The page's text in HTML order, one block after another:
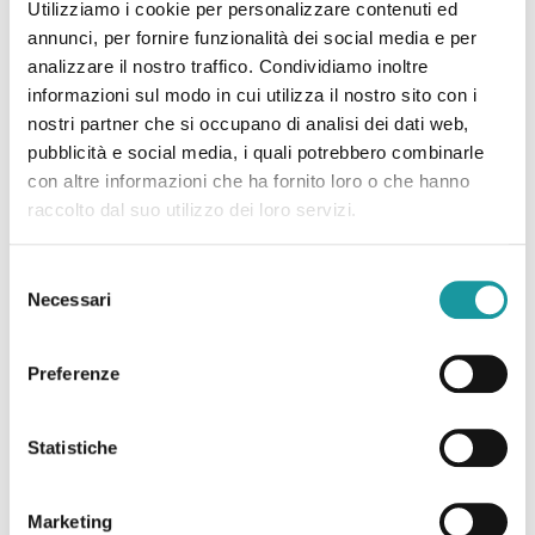
Utilizziamo i cookie per personalizzare contenuti ed
annunci, per fornire funzionalità dei social media e per
analizzare il nostro traffico. Condividiamo inoltre
informazioni sul modo in cui utilizza il nostro sito con i
nostri partner che si occupano di analisi dei dati web,
pubblicità e social media, i quali potrebbero combinarle
con altre informazioni che ha fornito loro o che hanno
raccolto dal suo utilizzo dei loro servizi.
delNecessari
Preferenze
Statistiche
Marketing
psicoterapeutici a matrice cognitivo-costruttivista
rivolti ai pazienti pediatrici affetti da patologia
oncologica nella fascia di età 0 – 11 anni e ai loro
famigliari” inserito nell’Accordo Quadro 2019-2023
che Ageop Ricerca ha siglato con l’Azienda
Ospedaliero Universitaria e con cui si è impegnata a
sostenere 17 progetti di ricerca scientifica condotti